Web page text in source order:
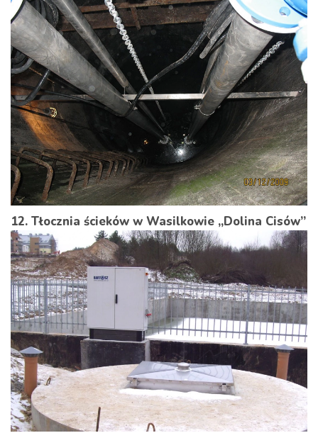
12. Tłocznia ścieków w Wasilkowie „Dolina Cisów”